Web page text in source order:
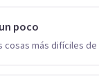
poco
cosas más difíciles